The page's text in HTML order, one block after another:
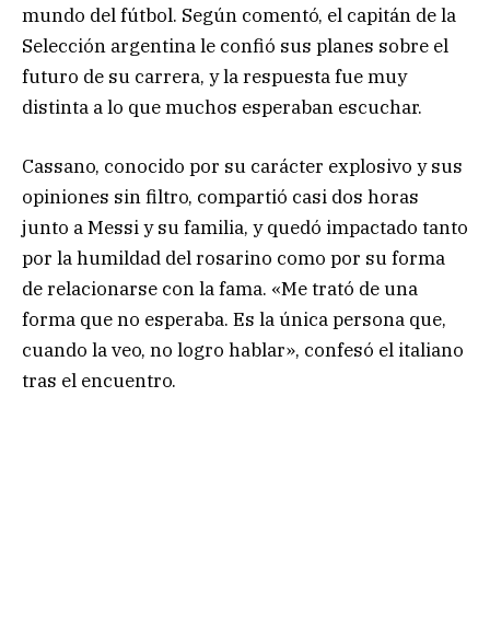
mundo del fútbol. Según comentó, el capitán de la
Selección argentina le confió sus planes sobre el
futuro de su carrera, y la respuesta fue muy
distinta a lo que muchos esperaban escuchar.
Cassano, conocido por su carácter explosivo y sus
opiniones sin filtro, compartió casi dos horas
junto a Messi y su familia, y quedó impactado tanto
por la humildad del rosarino como por su forma
de relacionarse con la fama. «Me trató de una
forma que no esperaba. Es la única persona que,
cuando la veo, no logro hablar», confesó el italiano
tras el encuentro.